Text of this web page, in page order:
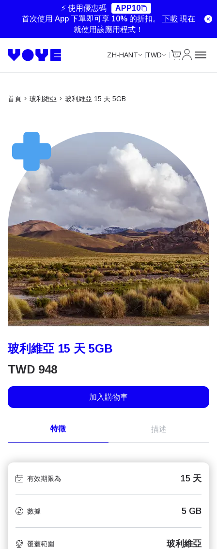
⚡ 使用優惠碼
APP10
首次使用 App 下單即可享 10% 的折扣。 下載 現在
就使用該應用程式！
ZH-HANT TWD
首頁 玻利維亞 玻利維亞 15 天 5GB
玻利維亞 15 天 5GB
TWD 948
加入購物車
特徵 描述
有效期限為 15 天
數據 5 GB
覆蓋範圍 玻利維亞